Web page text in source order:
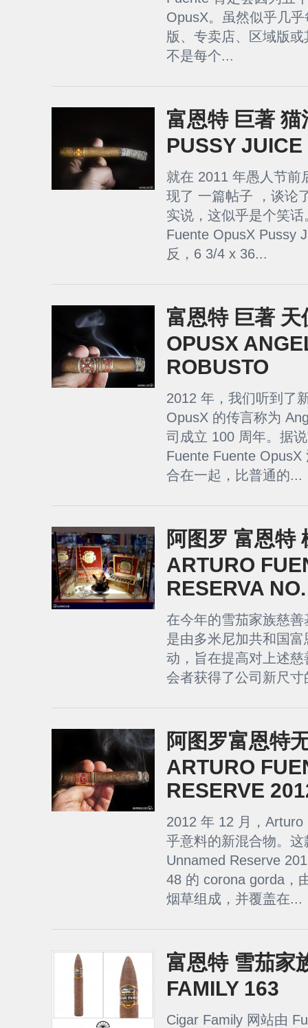
OpusX。虽然似乎几
版、专卖店、区域版
不是每个...
富恩特 巨著 猫
PUSSY JUICE
就在 2011 年愚人节前
现了 一篇帖子 ，谈论
实说，这似乎是个笑
Fuente OpusX Pussy
反，6 3/4 x 36...
富恩特 巨著
OPUSX
ROBUSTO
2012 年，我们听到了
OpusX 的传言称为
司成立 100 周年。据
Fuente Fuente OpusX
合在一起，比普通的...
阿图罗 富恩特
ARTURO
RESERVA
在今年的雪茄家族慈
是由多米尼加共和国
动，旨在提高对上述
会者获得了公司新尺
阿图罗富恩特
ARTURO
RESERVE
2012 年 12 月，
乎意料的新混合物。
Unnamed Reserve
48 的 corona gorda，
烟草组成，并覆盖在...
富恩特 雪茄家
FAMILY 163
Cigar Family 网站由